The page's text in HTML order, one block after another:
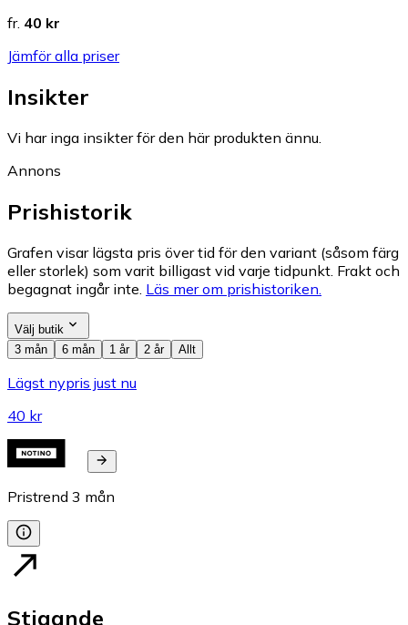
fr. 40 kr
Jämför alla priser
Insikter
Vi har inga insikter för den här produkten ännu.
Annons
Prishistorik
Grafen visar lägsta pris över tid för den variant (såsom färg
eller storlek) som varit billigast vid varje tidpunkt. Frakt och
begagnat ingår inte. Läs mer om prishistoriken.
Välj butik
3 mån
6 mån 1 år 2 år Allt
Lägst nypris just nu
40 kr
Pristrend 3 mån
Stigande